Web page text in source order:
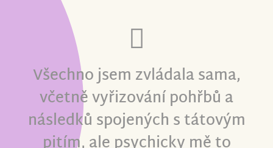
Všechno jsem zvládala sama,
včetně vyřizování pohřbů a
následků spojených s tátovým